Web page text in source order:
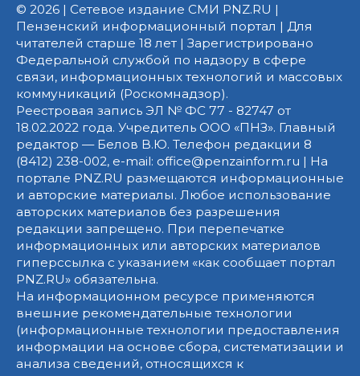
© 2026 | Сетевое издание СМИ PNZ.RU |
Пензенский информационный портал | Для
читателей старше 18 лет | Зарегистрировано
Федеральной службой по надзору в сфере
связи, информационных технологий и массовых
коммуникаций (Роскомнадзор).
Реестровая запись ЭЛ № ФС 77 - 82747 от
18.02.2022 года. Учредитель ООО «ПНЗ». Главный
редактор — Белов В.Ю. Телефон редакции 8
(8412) 238-002, e-mail: office@penzainform.ru | На
портале PNZ.RU размещаются информационные
и авторские материалы. Любое использование
авторских материалов без разрешения
редакции запрещено. При перепечатке
информационных или авторских материалов
гиперссылка с указанием «как сообщает портал
PNZ.RU» обязательна.
На информационном ресурсе применяются
внешние рекомендательные технологии
(информационные технологии предоставления
информации на основе сбора, систематизации и
анализа сведений, относящихся к